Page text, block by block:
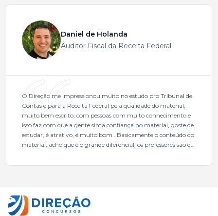
Daniel de Holanda
Auditor Fiscal da Receita Federal
O Direção me impressionou muito no estudo pro Tribunal de
Contas e para a Receita Federal pela qualidade do material,
muito bem escrito, com pessoas com muito conhecimento e
isso faz com que a gente sinta confiança no material, goste de
estudar, é atrativo, é muito bom...Basicamente o conteúdo do
material, acho que é o grande diferencial, os professores são de
mais excelentes cargos da administração pública.Eu sempre
pudesse enxergar o que eu errei e corrigir minha rota.E além
das aulas vocês(Direção Concursos), que fizeram um